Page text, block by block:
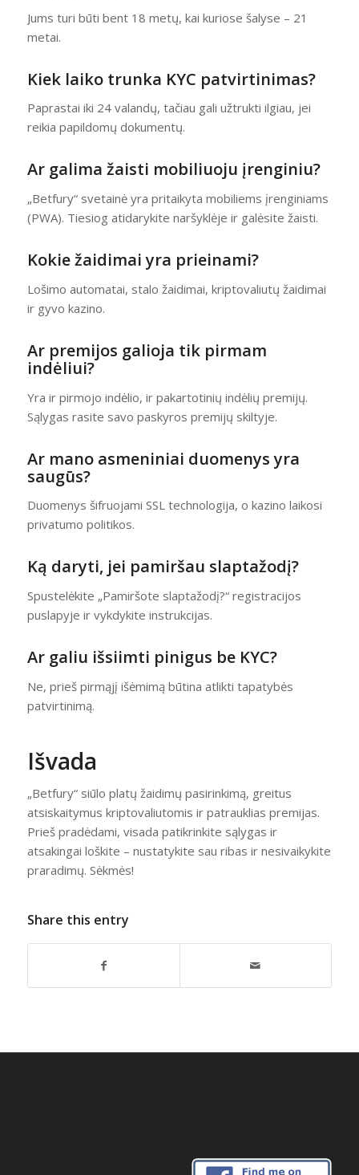
Jums turi būti bent 18 metų, kai kuriose šalyse – 21
metai.
Kiek laiko trunka KYC patvirtinimas?
Paprastai iki 24 valandų, tačiau gali užtrukti ilgiau, jei
reikia papildomų dokumentų.
Ar galima žaisti mobiliuoju įrenginiu?
„Betfury“ svetainė yra pritaikyta mobiliems įrenginiams
(PWA). Tiesiog atidarykite naršyklėje ir galėsite žaisti.
Kokie žaidimai yra prieinami?
Lošimo automatai, stalo žaidimai, kriptovaliutų žaidimai
ir gyvo kazino.
Ar premijos galioja tik pirmam
indėliui?
Yra ir pirmojo indėlio, ir pakartotinių indėlių premijų.
Sąlygas rasite savo paskyros premijų skiltyje.
Ar mano asmeniniai duomenys yra
saugūs?
Duomenys šifruojami SSL technologija, o kazino laikosi
privatumo politikos.
Ką daryti, jei pamiršau slaptažodį?
Spustelėkite „Pamiršote slaptažodį?“ registracijos
puslapyje ir vykdykite instrukcijas.
Ar galiu išsiimti pinigus be KYC?
Ne, prieš pirmąjį išėmimą būtina atlikti tapatybės
patvirtinimą.
Išvada
„Betfury“ siūlo platų žaidimų pasirinkimą, greitus
atsiskaitymus kriptovaliutomis ir patrauklias premijas.
Prieš pradėdami, visada patikrinkite sąlygas ir
atsakingai loškite – nustatykite sau ribas ir nesivaikykite
praradimų. Sėkmės!
Share this entry